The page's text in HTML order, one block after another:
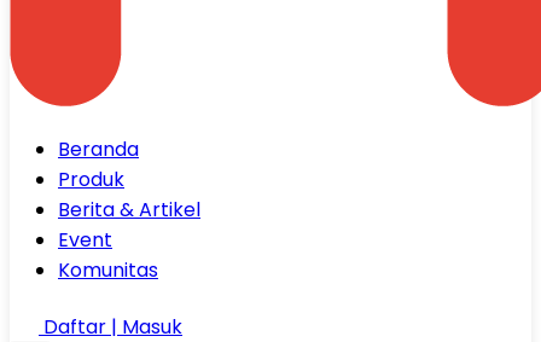
Beranda
Produk
Berita & Artikel
Event
Komunitas
Daftar | Masuk